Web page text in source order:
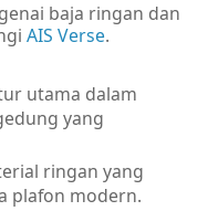
baja ringan dan
AIS Verse.
utama dalam
yang
ringan yang
plafon modern.